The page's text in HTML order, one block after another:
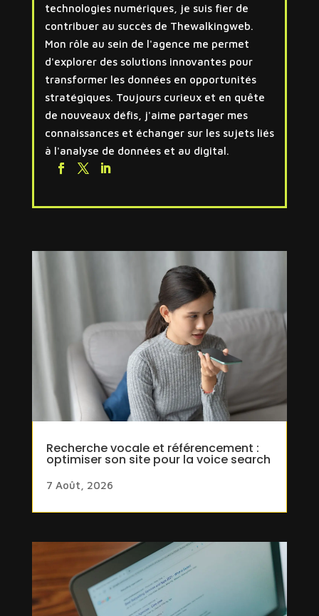
technologies numériques, je suis fier de
contribuer au succès de Thewalkingweb.
Mon rôle au sein de l'agence me permet
d'explorer des solutions innovantes pour
transformer les données en opportunités
stratégiques. Toujours curieux et en quête
de nouveaux défis, j'aime partager mes
connaissances et échanger sur les sujets liés
à l'analyse de données et au digital.
Recherche vocale et référencement :
optimiser son site pour la voice search
7 Août, 2026